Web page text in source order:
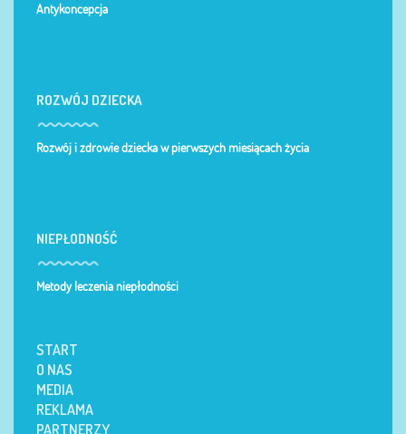
Antykoncepcja
ROZWÓJ DZIECKA
Rozwój i zdrowie dziecka w pierwszych miesiącach życia
NIEPŁODNOŚĆ
Metody leczenia niepłodności
START
O NAS
MEDIA
REKLAMA
PARTNERZY